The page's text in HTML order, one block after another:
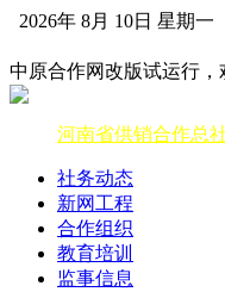
2026年 8月 10日 星期一
中原合作网改版试运行，
河南省供销合作总
社务动态
新网工程
合作组织
教育培训
监事信息